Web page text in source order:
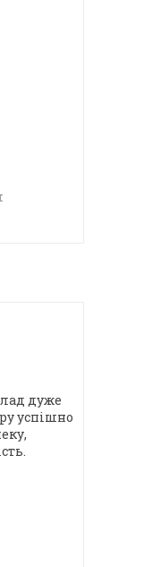
дуже
успішно